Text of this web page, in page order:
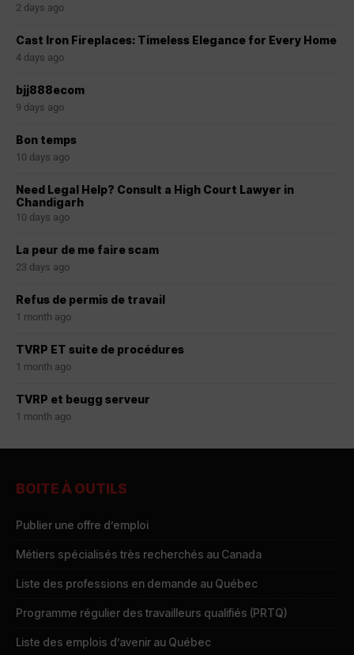
2 days ago
Cast Iron Fireplaces: Timeless Elegance for Every Home
4 days ago
bjj888ecom
9 days ago
Bon temps
10 days ago
Need Legal Help? Consult a High Court Lawyer in
Chandigarh
10 days ago
La peur de me faire scam
23 days ago
Refus de permis de travail
1 month ago
TVRP ET suite de procédures
1 month ago
TVRP et beugg serveur
1 month ago
BOITE À OUTILS
Publier une offre d’emploi
Métiers spécialisés très recherchés au Canada
Liste des professions en demande au Québec
Programme régulier des travailleurs qualifiés (PRTQ)
Liste des emplois d’avenir au Québec